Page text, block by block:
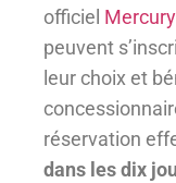
officiel
peuvent
leur choix et
réservation
dans les dix